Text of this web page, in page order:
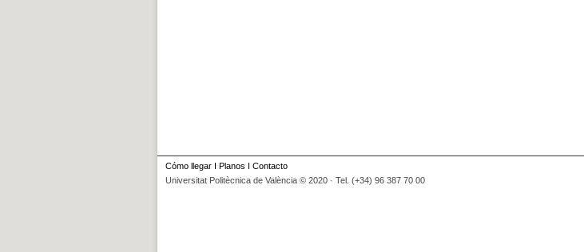
Cómo llegar I Planos I Contacto
Universitat Politècnica de València © 2020 · Tel. (+34) 96 387 70 00